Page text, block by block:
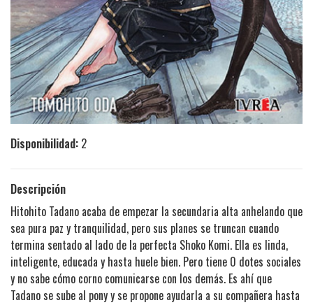
Disponibilidad: 2
Descripción
Hitohito Tadano acaba de empezar la secundaria alta anhelando que
sea pura paz y tranquilidad, pero sus planes se truncan cuando
termina sentado al lado de la perfecta Shoko Komi. Ella es linda,
inteligente, educada y hasta huele bien. Pero tiene 0 dotes sociales
y no sabe cómo corno comunicarse con los demás. Es ahí que
Tadano se sube al pony y se propone ayudarla a su compañera hasta